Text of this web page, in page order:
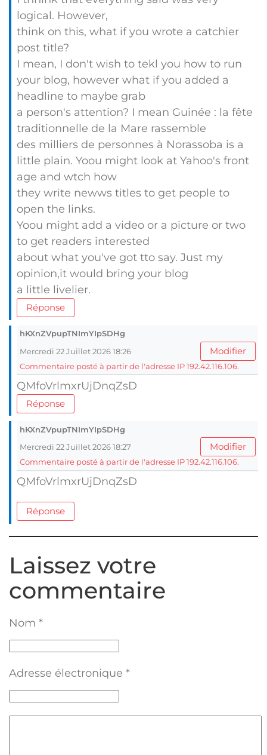
logical. However,
think on this, what if you wrote a catchier
post title?
I mean, I don't wish to tekl you how to run
your blog, however what if you added a
headline to maybe grab
a person's attention? I mean Guinée : la fête
traditionnelle de la Mare rassemble
des milliers de personnes à Norassoba is a
little plain. Yoou might look at Yahoo's front
age and wtch how
they write newws titles to get people to
open the links.
Yoou might add a video or a picture or two
to get readers interested
about what you've got tto say. Just my
opinion,it would bring your blog
a little livelier.
Réponse
hKXnZVpupTNImYIpSDHg
Mercredi 22 Juillet 2026 18:26
Modifier
Commentaire posté à partir de l'adresse IP 192.42.116.106.
QMfoVrlmxrUjDnqZsD
Réponse
hKXnZVpupTNImYIpSDHg
Mercredi 22 Juillet 2026 18:27
Modifier
Commentaire posté à partir de l'adresse IP 192.42.116.106.
QMfoVrlmxrUjDnqZsD
Réponse
Laissez votre
commentaire
Nom *
Adresse électronique *